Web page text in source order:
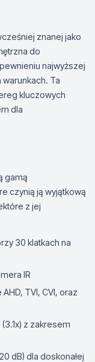
znanej jako
do
najwyższej
Ta
kluczowych
dla
gamą
czynią ją wyjątkową
z jej
30 klatkach na
IR
TVI, CVI, oraz
z zakresem
dB) dla doskonałej